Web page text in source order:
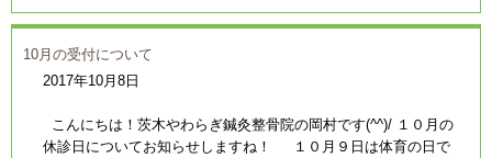
10月の受付について
2017年10月8日
こんにちは！茨木やわらぎ鍼灸整骨院の岡村です(^^)/ １０月の
休診日についてお知らせしますね！ １０月９日は体育の日で